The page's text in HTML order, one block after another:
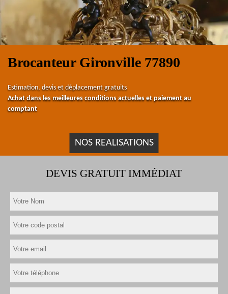
Brocanteur Gironville 77890
Estimation, devis et déplacement gratuits
Achat dans les meilleures conditions actuelles et paiement au
comptant
NOS REALISATIONS
DEVIS GRATUIT IMMÉDIAT